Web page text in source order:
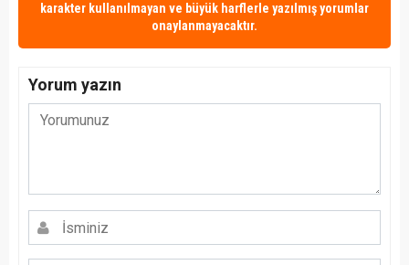
karakter kullanılmayan ve büyük harflerle yazılmış yorumlar
onaylanmayacaktır.
Yorum yazın